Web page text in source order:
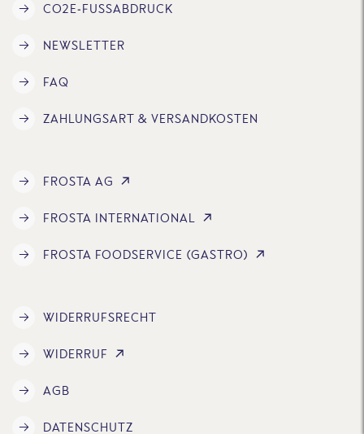
CO2E-FUSSABDRUCK
NEWSLETTER
FAQ
ZAHLUNGSART & VERSANDKOSTEN
FROSTA AG
FROSTA INTERNATIONAL
FROSTA FOODSERVICE (GASTRO)
WIDERRUFSRECHT
WIDERRUF
AGB
DATENSCHUTZ